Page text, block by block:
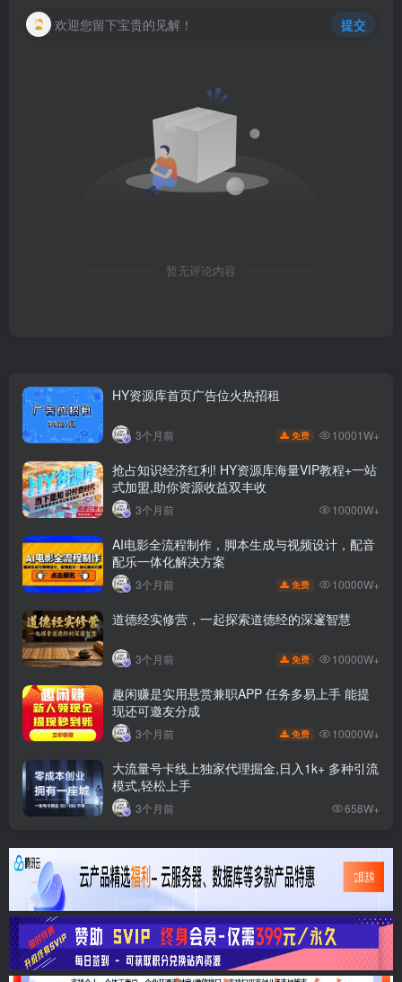
欢迎您留下宝贵的见解！ 提交
暂无评论内容
HY资源库首页广告位火热招租
3个月前 免费 10001W+
抢占知识经济红利! HY资源库海量VIP教程+一站
式加盟,助你资源收益双丰收
3个月前 10000W+
AI电影全流程制作，脚本生成与视频设计，配音
配乐一体化解决方案
3个月前 免费 10000W+
道德经实修营，一起探索道德经的深邃智慧
3个月前 免费 10000W+
趣闲赚是实用悬赏兼职APP 任务多易上手 能提
现还可邀友分成
3个月前 免费 10000W+
大流量号卡线上独家代理掘金,日入1k+ 多种引流
模式,轻松上手
3个月前 658W+